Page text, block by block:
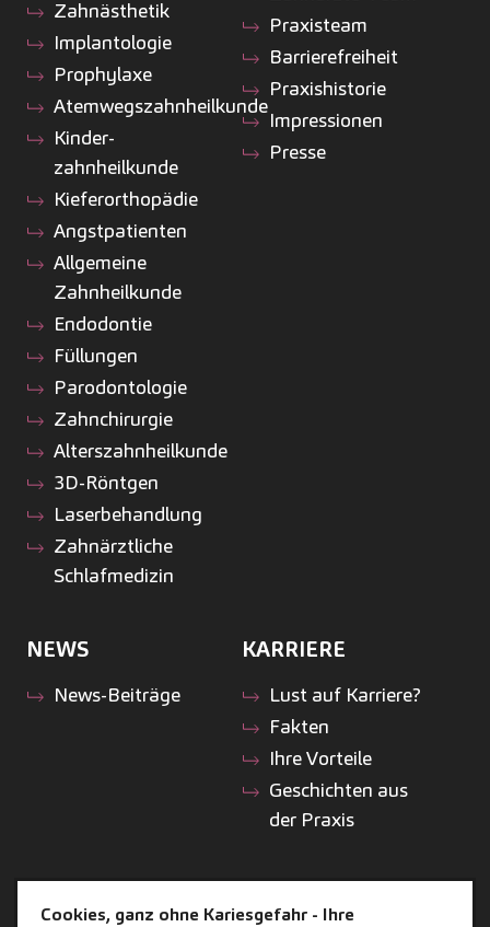
Zahnästhetik
Implantologie
Prophylaxe
Atemwegszahnheilkunde
Kinder­
zahnheilkunde
Kiefer­orthopädie
Angstpatienten
Allgemeine
Zahnheilkunde
Endodontie
Füllungen
Parodontologie
Zahnchirurgie
Alterszahnheilkunde
3D-Röntgen
Laserbehandlung
Zahnärztliche
Schlafmedizin
Praxisteam
Barrierefreiheit
Praxishistorie
Impressionen
Presse
NEWS
News-Beiträge
KARRIERE
Lust auf Karriere?
Fakten
Ihre Vorteile
Geschichten aus
der Praxis
Cookies, ganz ohne Kariesgefahr - Ihre